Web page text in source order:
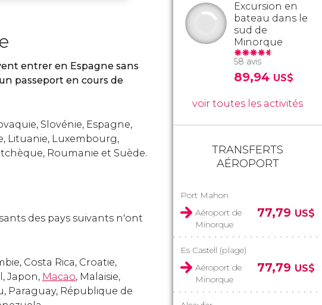
entrer en Espagne sans
passeport en cours de
Slovénie, Espagne,
Lituanie, Luxembourg,
Roumanie et Suède.
des pays suivants n'ont
Costa Rica, Croatie,
Japon, Macao, Malaisie,
Paraguay, République de
Excursion en
bateau dans le
sud de
Minorque
58 avis
89,94 US$
voir toutes les activités
TRANSFERTS
AÉROPORT
Port Mahon
Aéroport de
Minorque
77,79 US$
Es Castell (plage)
Aéroport de
Minorque
77,79 US$